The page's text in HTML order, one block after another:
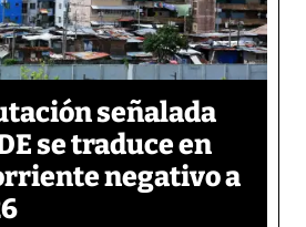
señalada
se traduce en
negativo a